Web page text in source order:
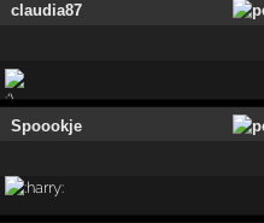
claudia87
Spoookje